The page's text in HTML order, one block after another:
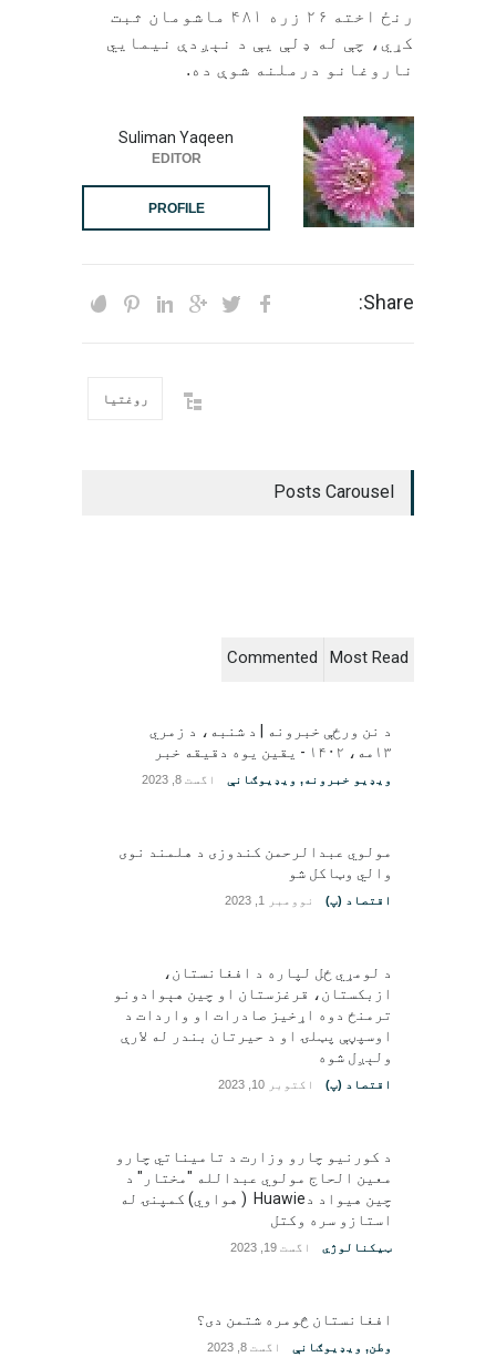
رنځ اخته ۲۶ زره ۴۸۱ ماشومان ثبت
کړي، چې له ډلې یې د نېږدې نیمایي
ناروغانو درملنه شوې ده.
Suliman Yaqeen
EDITOR
PROFILE
Share:
روغتیا
Posts Carousel
Most Read
Commented
د نن ورځې خبرونه | د شنبه، د زمري
۱۳مه، ۱۴۰۲ - یقین یوه دقیقه خبر
ویډیو خبرونه, ویډیوګانې اگست 8, 2023
مولوي عبدالرحمن کندوزی د هلمند نوی
والي وټاکل شو
اقتصاد (پ) نوومبر 1, 2023
د لومړي ځل لپاره د افغانستان،
ازبکستان، قرغزستان او چین هېوادونو
ترمنځ دوه اړخیز صادرات او واردات د
اوسپڼې پټلۍ او د حیرتان بندر له لارې
ولېږل شوه
اقتصاد (پ) اکتوبر 10, 2023
د کورنیو چارو وزارت د تامیناتي چارو
معین الحاج مولوي عبدالله "مختار" د
چین هیواد دHuawie ( هواوي) کمپنۍ له
استازو سره وکتل
ټیکنالوژي اگست 19, 2023
افغانستان څومره شتمن دی؟
وطن, ویډیوګانې اگست 8, 2023